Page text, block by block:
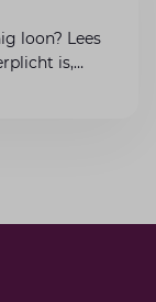
loon? Lees
is,